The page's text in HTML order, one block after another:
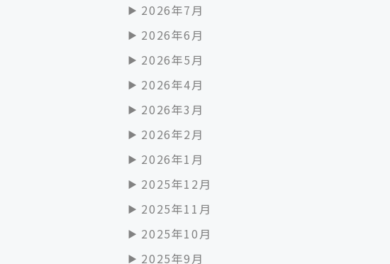
2026年7月
2026年6月
2026年5月
2026年4月
2026年3月
2026年2月
2026年1月
2025年12月
2025年11月
2025年10月
2025年9月